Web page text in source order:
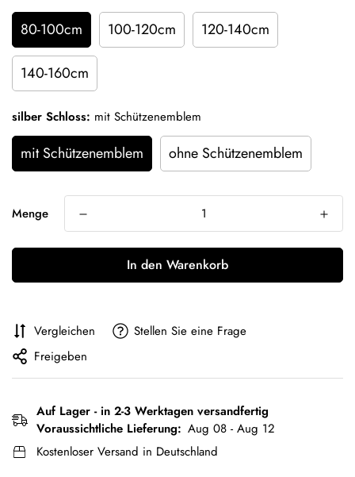
80-100cm 100-120cm 120-140cm
140-160cm
silber Schloss: mit Schützenemblem
mit Schützenemblem ohne Schützenemblem
Menge
In den Warenkorb
Vergleichen
Stellen Sie eine Frage
Freigeben
Auf Lager - in 2-3 Werktagen versandfertig
Voraussichtliche Lieferung: Aug 08 - Aug 12
Kostenloser Versand in Deutschland